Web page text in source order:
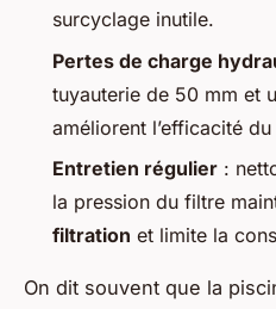
surcyclage inutile.
Pertes de charge
tuyauterie de 50 mm et
améliorent l’efficacité
Entretien régulier :
la pression du filtre
filtration et limite la
On dit souvent que la